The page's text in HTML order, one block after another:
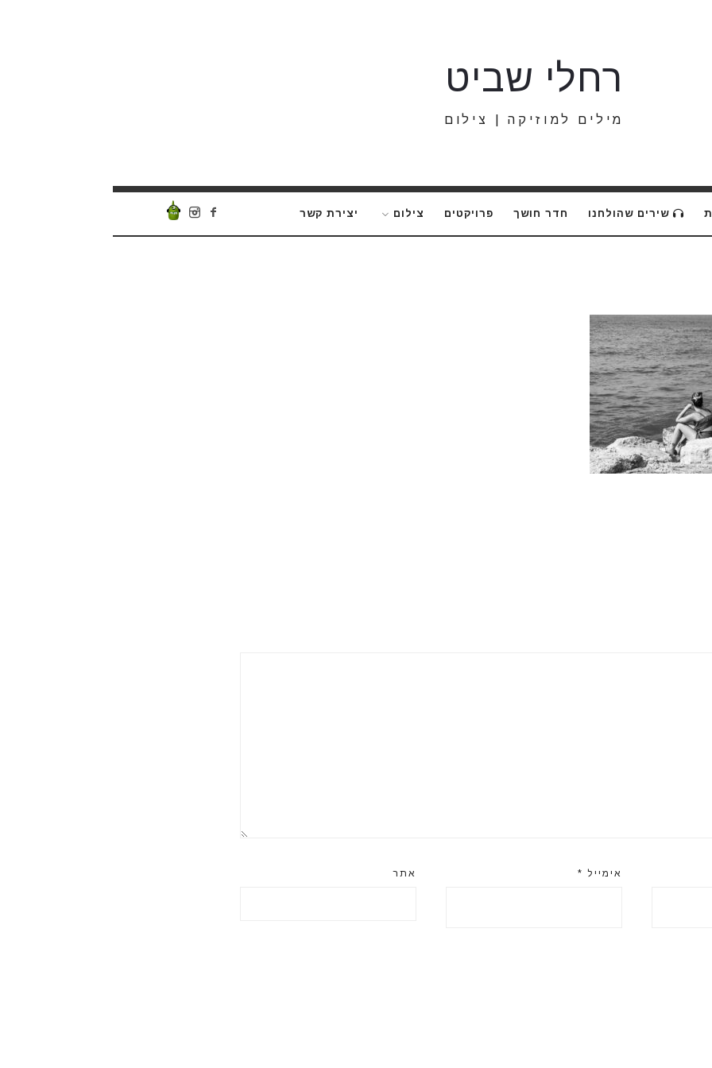
רחלי
שביט
רחלי שביט
מילים למוזיקה | צילום
שירים שהולחנו חדר חושך פרויקטים צילום יצירת קשר
אימייל * אתר